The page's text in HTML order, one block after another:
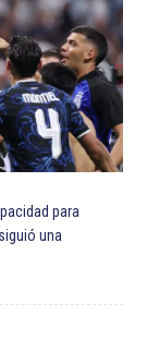
para
una